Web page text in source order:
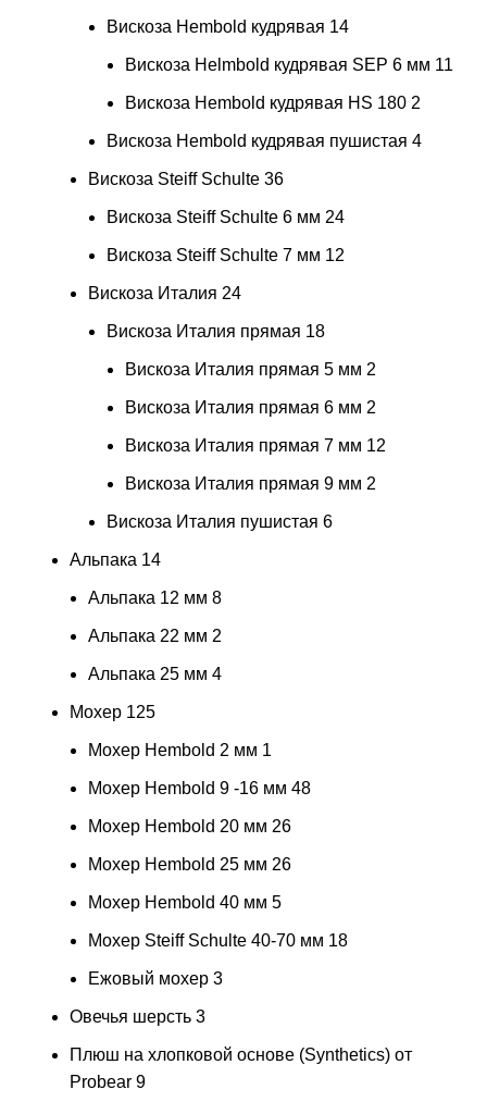
Вискоза Hembold кудрявая 14
Вискоза Helmbold кудрявая SEP 6 мм 11
Вискоза Hembold кудрявая HS 180 2
Вискоза Hembold кудрявая пушистая 4
Вискоза Steiff Schulte 36
Вискоза Steiff Schulte 6 мм 24
Вискоза Steiff Schulte 7 мм 12
Вискоза Италия 24
Вискоза Италия прямая 18
Вискоза Италия прямая 5 мм 2
Вискоза Италия прямая 6 мм 2
Вискоза Италия прямая 7 мм 12
Вискоза Италия прямая 9 мм 2
Вискоза Италия пушистая 6
Альпака 14
Альпака 12 мм 8
Альпака 22 мм 2
Альпака 25 мм 4
Мохер 125
Мохер Hembold 2 мм 1
Мохер Hembold 9 -16 мм 48
Мохер Hembold 20 мм 26
Мохер Hembold 25 мм 26
Мохер Hembold 40 мм 5
Мохер Steiff Schulte 40-70 мм 18
Ежовый мохер 3
Овечья шерсть 3
Плюш на хлопковой основе (Synthetics) от
Probear 9